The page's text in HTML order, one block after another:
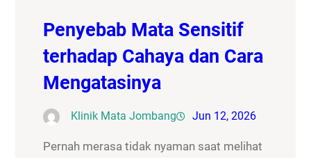
Penyebab Mata Sensitif
terhadap Cahaya dan Cara
Mengatasinya
Klinik Mata Jombang Jun 12, 2026
Pernah merasa tidak nyaman saat melihat